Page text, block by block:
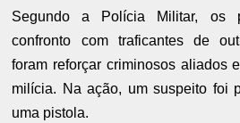
Segundo a Polícia Militar, os
confronto com traficantes de
foram reforçar criminosos aliados
milícia. Na ação, um suspeito foi
uma pistola.